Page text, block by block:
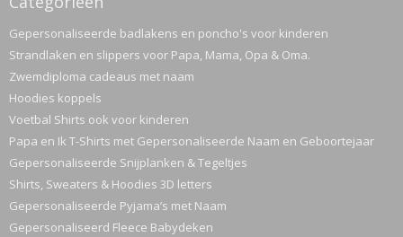
Gepersonaliseerde badlakens en poncho's voor kinderen
Strandlaken en slippers voor Papa, Mama, Opa & Oma.
Zwemdiploma cadeaus met naam
Hoodies koppels
Voetbal Shirts ook voor kinderen
Papa en Ik T-Shirts met Gepersonaliseerde Naam en Geboortejaar
Gepersonaliseerde Snijplanken & Tegeltjes
Shirts, Sweaters & Hoodies 3D letters
Gepersonaliseerde Pyjama’s met Naam
Gepersonaliseerd Fleece Babydeken